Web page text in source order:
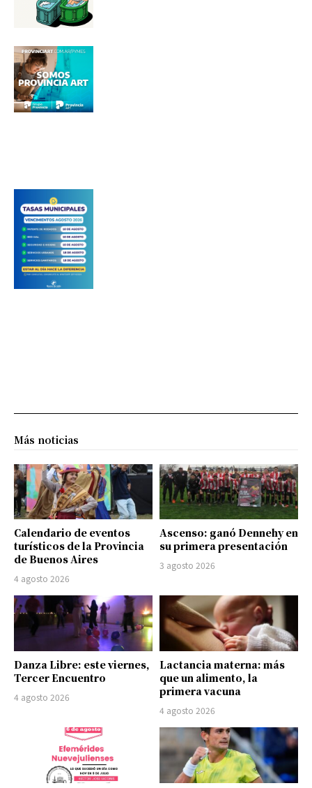
Más noticias
Calendario de eventos
turísticos de la Provincia
de Buenos Aires
4 agosto 2026
Ascenso: ganó Dennehy en
su primera presentación
3 agosto 2026
Danza Libre: este viernes,
Tercer Encuentro
4 agosto 2026
Lactancia materna: más
que un alimento, la
primera vacuna
4 agosto 2026